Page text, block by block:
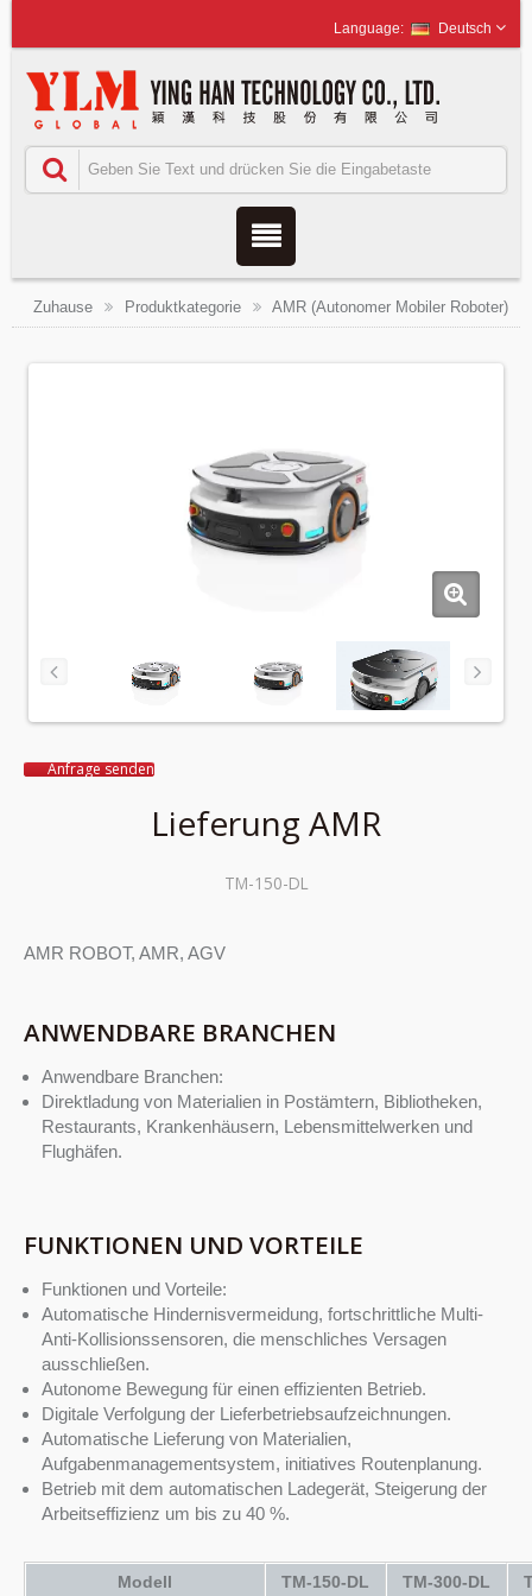
Deutsch
Zuhause Produktkategorie AMR (Autonomer Mobiler Roboter)
Anfrage senden
Lieferung AMR
TM-150-DL
AMR ROBOT, AMR, AGV
ANWENDBARE BRANCHEN
Anwendbare Branchen:
Direktladung von Materialien in Postämtern, Bibliotheken,
Restaurants, Krankenhäusern, Lebensmittelwerken und
Flughäfen.
FUNKTIONEN UND VORTEILE
Funktionen und Vorteile:
Automatische Hindernisvermeidung, fortschrittliche Multi-
Anti-Kollisionssensoren, die menschliches Versagen
ausschließen.
Autonome Bewegung für einen effizienten Betrieb.
Digitale Verfolgung der Lieferbetriebsaufzeichnungen.
Automatische Lieferung von Materialien,
Aufgabenmanagementsystem, initiatives Routenplanung.
Betrieb mit dem automatischen Ladegerät, Steigerung der
Arbeitseffizienz um bis zu 40 %.
Modell TM-150-DL TM-300-DL